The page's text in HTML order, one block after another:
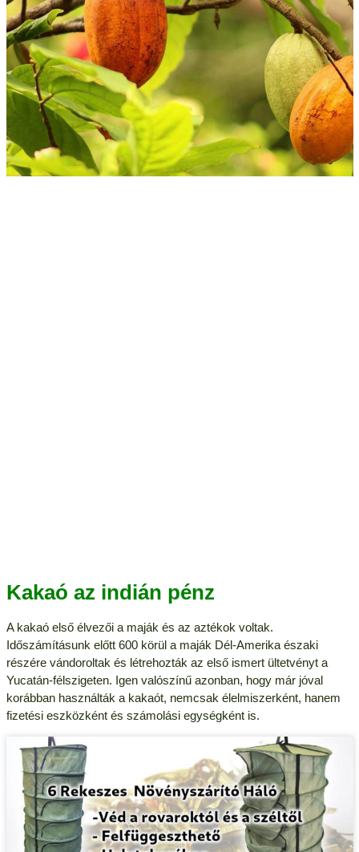
Kakaó az indián pénz
A kakaó első élvezői a maják és az aztékok voltak.
Időszámításunk előtt 600 körül a maják Dél-Amerika északi
részére vándoroltak és létrehozták az első ismert ültetvényt a
Yucatán-félszigeten. Igen valószínű azonban, hogy már jóval
korábban használták a kakaót, nemcsak élelmiszerként, hanem
fizetési eszközként és számolási egységként is.